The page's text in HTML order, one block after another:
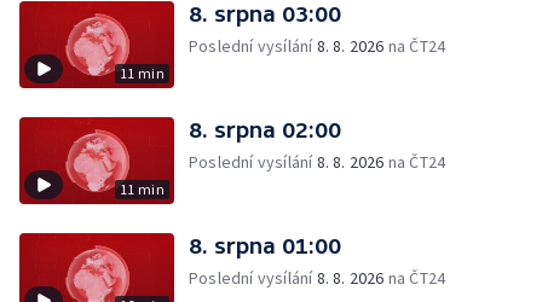
11 min
8. srpna 03:00
Poslední vysílání8. 8. 2026 na ČT24
11 min
8. srpna 02:00
Poslední vysílání8. 8. 2026 na ČT24
8. srpna 01:00
Poslední vysílání8. 8. 2026 na ČT24